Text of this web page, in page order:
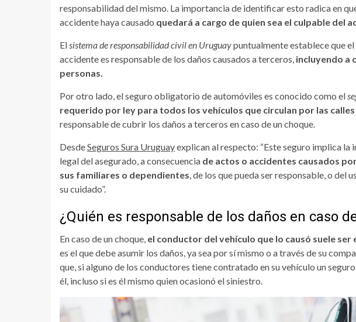
responsabilidad del mismo. La importancia de identificar esto radica en
accidente haya causado quedará a cargo de quien sea el culpable del
El sistema de responsabilidad civil en Uruguaypuntualmente establece que
accidente es responsable de los daños causados a terceros, incluyendo a
personas.
Por otro lado, el seguro obligatorio de automóviles es conocido como el
requerido por ley para todos los vehículos que circulan por las calles
responsable de cubrir los daños a terceros en caso de un choque.
DesdeSeguros Sura Uruguayexplican al respecto: “Este seguro implica
legal del asegurado, a consecuencia de actos o accidentes causados
sus familiares o dependientes , de los que pueda ser responsable, o del
su cuidado”.
¿Quién es responsable de los daños en caso
En caso de un choque, el conductor del vehículo que lo causó suele ser
es el que debe asumir los daños, ya sea por sí mismo o a través de su
que, si alguno de los conductores tiene contratado en su vehículo un
él, incluso si es él mismo quien ocasionó el siniestro.